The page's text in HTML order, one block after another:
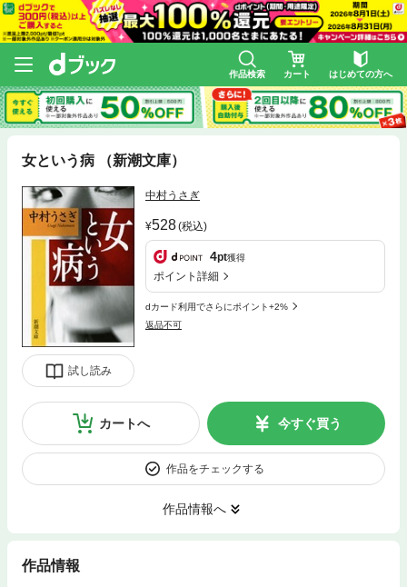
作品検索 カート はじめての方へ
女という病 （新潮文庫）
試し読み
中村うさぎ
528(税込)
4pt獲得
ポイント詳細
dカード利用でさらにポイント+2%
返品不可
カートへ 今すぐ買う
作品をチェックする
作品情報へ
作品情報